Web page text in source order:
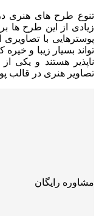
تنوع طرح های هنری
زیادی از این طرح ها
پوسترهایی با
تواند بسیار زیبا و
ناپذیر هستند و یکی
تصاویر هنری در قالب
مشاوره رایگان